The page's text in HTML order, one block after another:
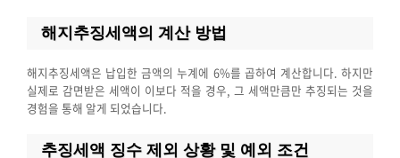
해지추징세액의 계산 방법
해지추징세액은 납입한 금액의 누계에 6%를 곱하여 계산합니다. 하지만
실제로 감면받은 세액이 이보다 적을 경우, 그 세액만큼만 추징되는 것을
경험을 통해 알게 되었습니다.
추징세액 징수 제외 상황 및 예외 조건